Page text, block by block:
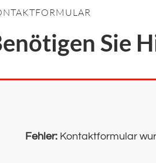
Sie
Fehler: Kontaktformular